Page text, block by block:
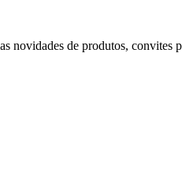
novidades de produtos, convites